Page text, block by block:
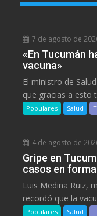
7 de agosto de
«En Tucumán
vacuna»
El ministro de
que gracias a esto
Populares Salud
4 de agosto de
Gripe en
casos en
Luis Medina Ruiz,
recordó que la
Populares Salud